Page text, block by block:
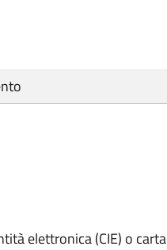
elettronica (CIE) o carta